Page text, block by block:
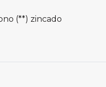
(**) zincado